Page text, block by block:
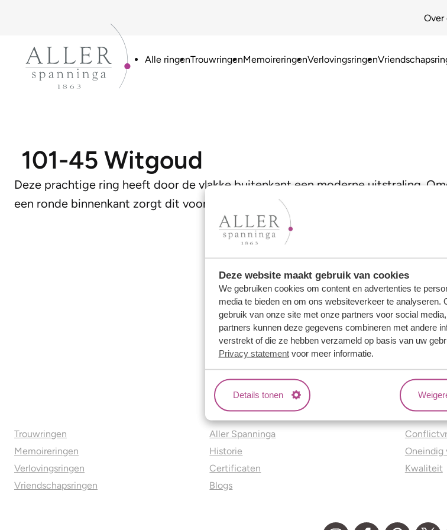
Deze website maakt gebruik van cookies
We gebruiken cookies om content en advertenties te
media te bieden en om ons websiteverkeer te analyseren.
gebruik van onze site met onze partners voor social
partners kunnen deze gegevens combineren met andere
verstrekt of die ze hebben verzameld op basis van uw
Privacy statementvoor meer informatie.
Details tonen
Over
Alle ringenTrouwringenMemoireringenVerlovingsringen
101-45 Witgoud
Deze prachtige ring heeft door de vlakke buitenkant een moderne uitstraling.
een ronde binnenkant zorgt dit voor een heerlijk draagcomfort!
Trouwringen
Memoireringen
Verlovingsringen
Vriendschapsringen
Over ons
Aller Spanninga
Historie
Certificaten
Blogs
Oneindig
Kwaliteit